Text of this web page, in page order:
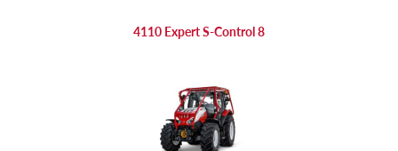
4110 Expert S-Control 8